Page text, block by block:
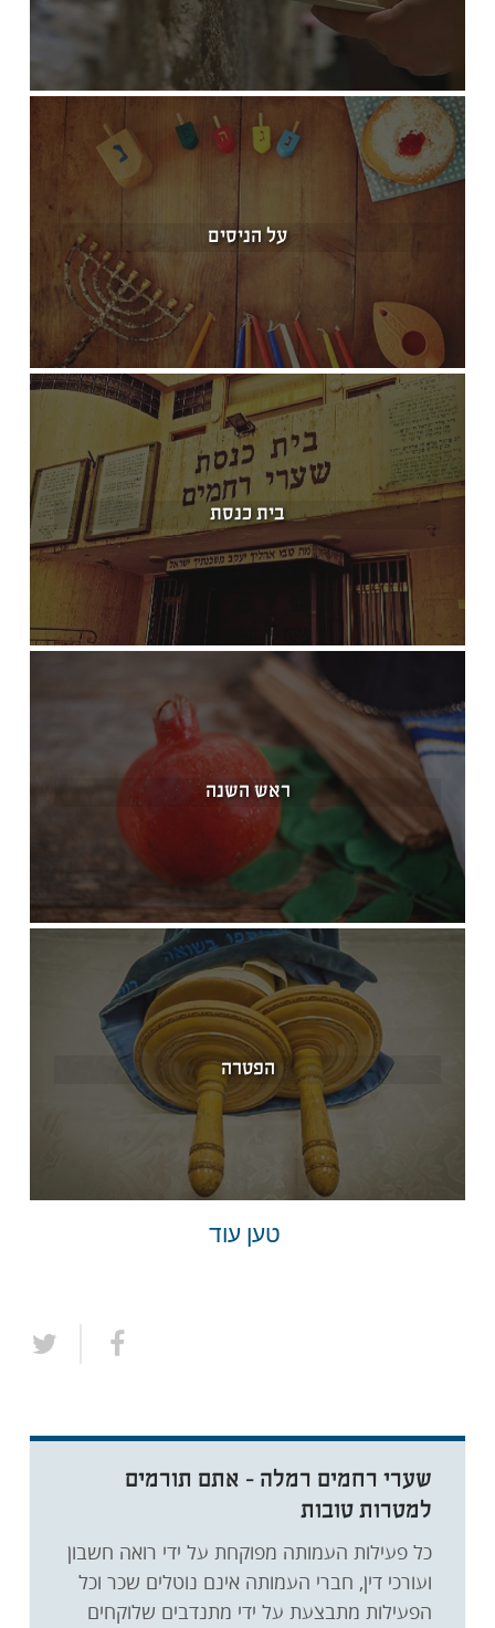
על הניסים
בית כנסת
ראש השנה
הפטרה
טען עוד
שערי רחמים רמלה - אתם תורמים
למטרות טובות
כל פעילות העמותה מפוקחת על ידי רואה חשבון
ועורכי דין, חברי העמותה אינם נוטלים שכר וכל
הפעילות מתבצעת על ידי מתנדבים שלוקחים